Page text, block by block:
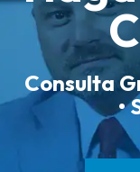
Consulta
•